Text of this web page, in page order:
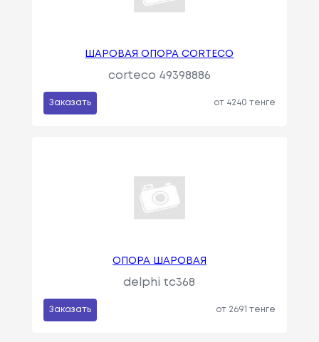
ШАРОВАЯ ОПОРА CORTECO
corteco 49398886
Заказать от 4240 тенге
ОПОРА ШАРОВАЯ
delphi tc368
Заказать от 2691 тенге